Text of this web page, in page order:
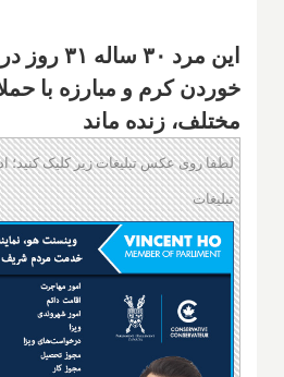
این مرد ۳۰
خوردن کرم و مبارزه با
مختلف، زنده ماند
لطفا روی عکس تبلیغات زیر کلیک کنید؛
تبلیغات